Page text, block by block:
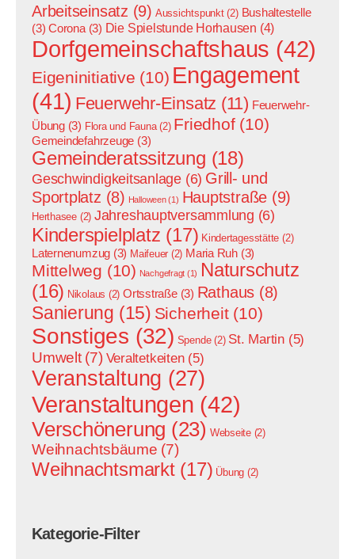
Arbeitseinsatz (9) Aussichtspunkt(2) Bushaltestelle
(3) Corona(3) Die Spielstunde Horhausen (4)
Dorfgemeinschaftshaus (42)
Eigeninitiative (10) Engagement
(41) Feuerwehr-Einsatz (11) Feuerwehr-
Übung(3) Flora und Fauna(2) Friedhof(10)
Gemeindefahrzeuge (3)
Gemeinderatssitzung (18)
Geschwindigkeitsanlage (6) Grill- und
Sportplatz (8) Halloween(1) Hauptstraße (9)
Herthasee(2) Jahreshauptversammlung (6)
Kinderspielplatz (17) Kindertagesstätte (2)
Laternenumzug (3) Maifeuer (2) Maria Ruh (3)
Mittelweg (10) Nachgefragt (1) Naturschutz
(16) Nikolaus (2) Ortsstraße(3) Rathaus (8)
Sanierung (15) Sicherheit(10)
Sonstiges (32) Spende(2) St. Martin(5)
Umwelt(7) Veraltetkeiten(5)
Veranstaltung (27)
Veranstaltungen (42)
Verschönerung (23) Webseite(2)
Weihnachtsbäume (7)
Weihnachtsmarkt(17) Übung (2)
Kategorie-Filter